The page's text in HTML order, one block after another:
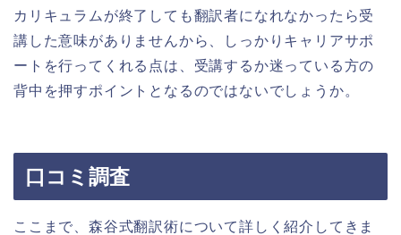
カリキュラムが終了しても翻訳者になれなかったら受
講した意味がありませんから、しっかりキャリアサポ
ートを行ってくれる点は、受講するか迷っている方の
背中を押すポイントとなるのではないでしょうか。
口コミ調査
ここまで、森谷式翻訳術について詳しく紹介してきま